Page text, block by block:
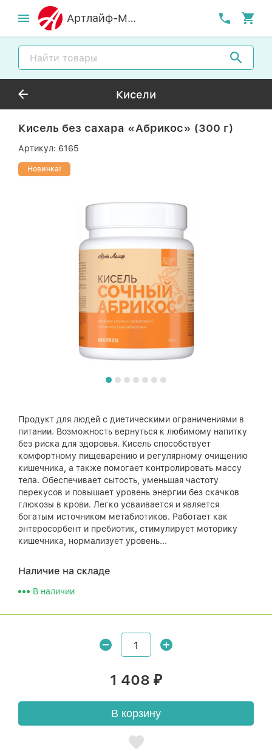
Артлайф-MСК
Кисели
Кисель без сахара «Абрикос» (300 г)
Артикул: 6165
Новинка!
Продукт для людей с диетическими ограничениями в
питании. Возможность вернуться к любимому напитку
без риска для здоровья. Кисель способствует
комфортному пищеварению и регулярному очищению
кишечника, а также помогает контролировать массу
тела. Обеспечивает сытость, уменьшая частоту
перекусов и повышает уровень энергии без скачков
глюкозы в крови. Легко усваивается и является
богатым источником метабиотиков. Работает как
энтеросорбент и пребиотик, стимулирует моторику
кишечника, нормализует уровень...
Наличие на складе
В наличии
1 408 ₽
В корзину